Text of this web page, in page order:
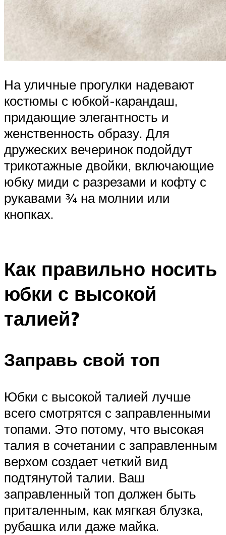
На уличные прогулки надевают
костюмы с юбкой-карандаш,
придающие элегантность и
женственность образу. Для
дружеских вечеринок подойдут
трикотажные двойки, включающие
юбку миди с разрезами и кофту с
рукавами ¾ на молнии или
кнопках.
Как правильно носить
юбки с высокой
талией?
Заправь свой топ
Юбки с высокой талией лучше
всего смотрятся с заправленными
топами. Это потому, что высокая
талия в сочетании с заправленным
верхом создает четкий вид
подтянутой талии. Ваш
заправленный топ должен быть
приталенным, как мягкая блузка,
рубашка или даже майка.